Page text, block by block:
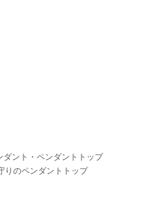
ダント・ペンダントトップ
りのペンダントトップ